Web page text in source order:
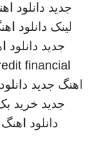
جدید دانلود
لینک دانلود
جدید دانلود
financial
اهنگ جدید
جدید خرید
دانلود